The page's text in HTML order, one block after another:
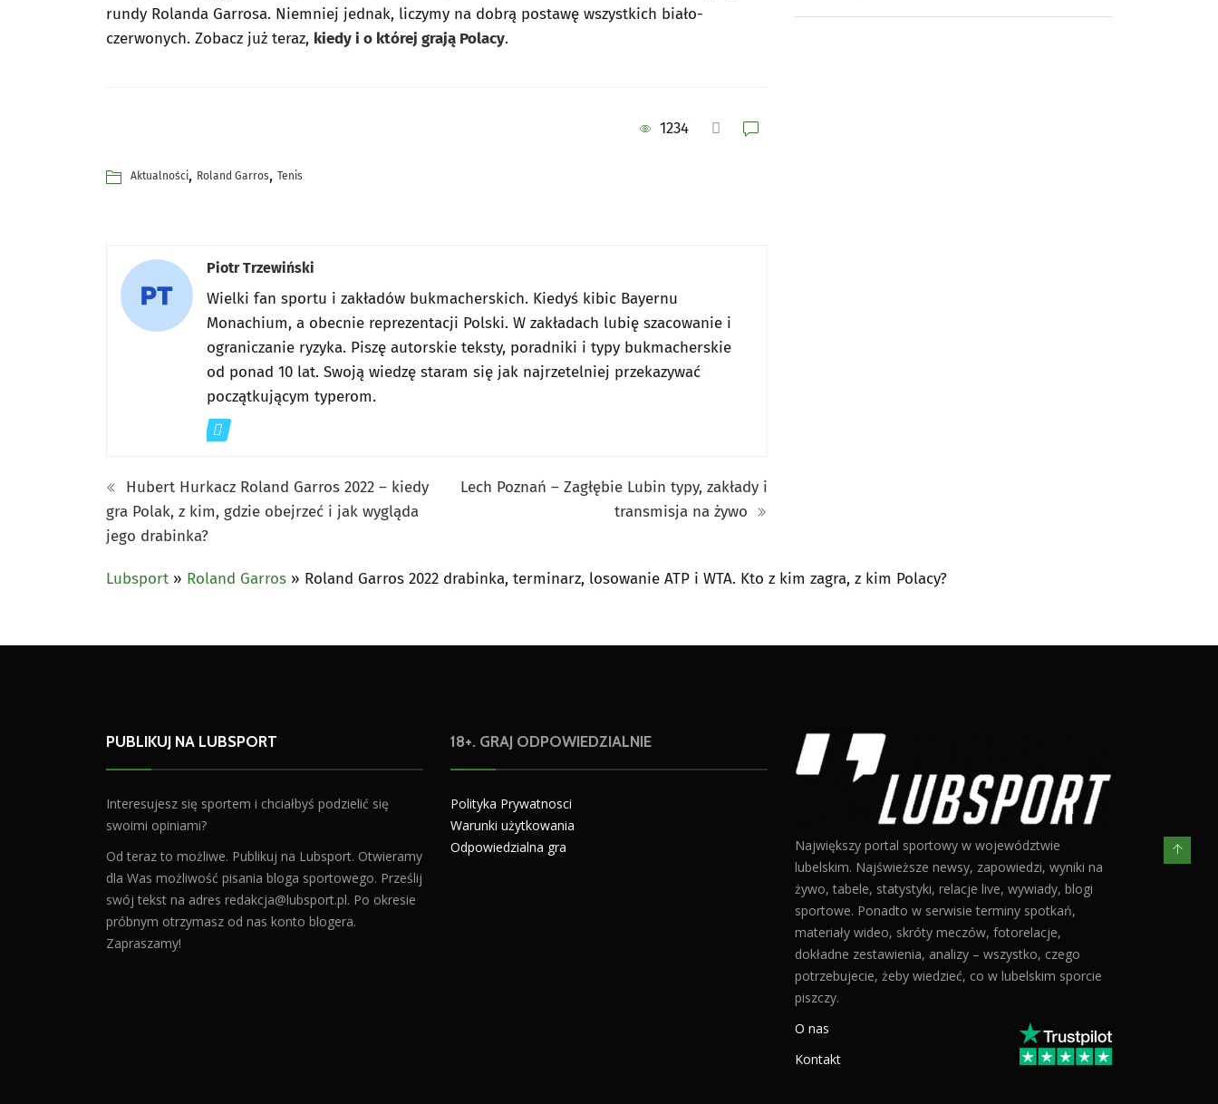
rundy Rolanda Garrosa. Niemniej jednak, liczymy na dobrą postawę wszystkich biało-
czerwonych. Zobacz już teraz, kiedy i o której grają Polacy.
1234
Aktualności, Roland Garros, Tenis
Piotr Trzewiński
Wielki fan sportu i zakładów bukmacherskich. Kiedyś kibic Bayernu
Monachium, a obecnie reprezentacji Polski. W zakładach lubię szacowanie i
ograniczanie ryzyka. Piszę autorskie teksty, poradniki i typy bukmacherskie
od ponad 10 lat. Swoją wiedzę staram się jak najrzetelniej przekazywać
początkującym typerom.
Hubert Hurkacz Roland Garros 2022 – kiedy
gra Polak, z kim, gdzie obejrzeć i jak wygląda
jego drabinka?
Lech Poznań – Zagłębie Lubin typy, zakłady i
transmisja na żywo
Lubsport » Roland Garros » Roland Garros 2022 drabinka, terminarz, losowanie ATP i WTA. Kto z kim zagra, z kim Polacy?
PUBLIKUJ NA LUBSPORT
Interesujesz się sportem i chciałbyś podzielić się
swoimi opiniami?
Od teraz to możliwe. Publikuj na Lubsport. Otwieramy
dla Was możliwość pisania bloga sportowego. Prześlij
swój tekst na adres redakcja@lubsport.pl. Po okresie
próbnym otrzymasz od nas konto blogera.
Zapraszamy!
18+. GRAJ ODPOWIEDZIALNIE
Polityka Prywatnosci
Warunki użytkowania
Odpowiedzialna gra
Największy portal sportowy w województwie
lubelskim. Najświeższe newsy, zapowiedzi, wyniki na
żywo, tabele, statystyki, relacje live, wywiady, blogi
sportowe. Ponadto w serwisie terminy spotkań,
materiały wideo, skróty meczów, fotorelacje,
dokładne zestawienia, analizy – wszystko, czego
potrzebujecie, żeby wiedzieć, co w lubelskim sporcie
piszczy.
O nas
Kontakt